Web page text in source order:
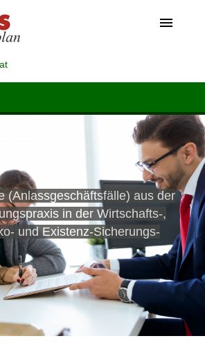
menu
(Anlassgeschäftsfälle) aus der
in der Wirtschafts-,
und Existenz-Sicherungs-